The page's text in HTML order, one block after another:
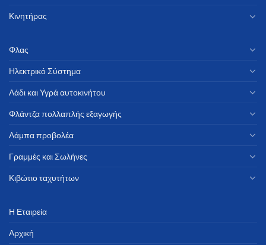
Κινητήρας
Φλας
Ηλεκτρικό Σύστημα
Λάδι και Υγρά αυτοκινήτου
Φλάντζα πολλαπλής εξαγωγής
Λάμπα προβολέα
Γραμμές και Σωλήνες
Κιβώτιο ταχυτήτων
Η Εταιρεία
Αρχική